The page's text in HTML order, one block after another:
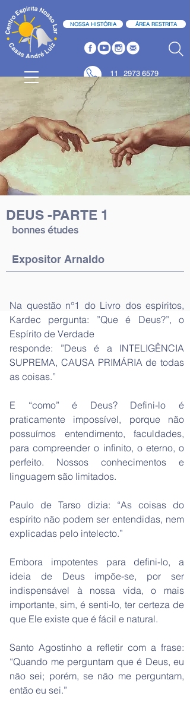
NOSSA HISTÓRIA ÁREA RESTRITA
11 2973 6579
11 2973 6580
DEUS -PARTE 1
bonnes études
Expositor Arnaldo
Na questão n°1 do Livro dos espíritos,
Kardec pergunta: ”Que é Deus?”, o
Espírito de Verdade
responde: ”Deus é a INTELIGÊNCIA
SUPREMA, CAUSA PRIMÁRIA de todas
as coisas.”
E “como” é Deus? Defini-lo é
praticamente impossível, porque não
possuímos entendimento, faculdades,
para compreender o infinito, o eterno, o
perfeito. Nossos conhecimentos e
linguagem são limitados.
Paulo de Tarso dizia: “As coisas do
espírito não podem ser entendidas, nem
explicadas pelo intelecto.”
Embora impotentes para defini-lo, a
ideia de Deus impõe-se, por ser
indispensável à nossa vida, o mais
importante, sim, é senti-lo, ter certeza de
que Ele existe que é fácil e natural.
Santo Agostinho a refletir com a frase:
“Quando me perguntam que é Deus, eu
não sei; porém, se não me perguntam,
então eu sei.”